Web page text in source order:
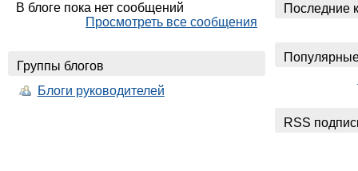
В блоге пока нет сообщений
Просмотреть все сообщения
Группы блогов
Блоги руководителей
Последние
RSS